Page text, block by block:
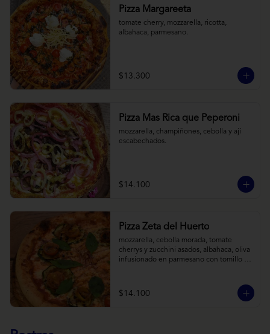
Pizza Margareeta
tomate cherry, mozzarella, ricotta,
albahaca, parmesano.
$13.300
Pizza Mas Rica que Peperoni
mozzarella, champiñones, cebolla y ají
escabechados.
$14.100
Pizza Zeta del Huerto
mozzarella, cebolla morada, tomate
cherrys y zucchini asados, albahaca, oliva
infusionado en parmesano con tomillo y
$14.100